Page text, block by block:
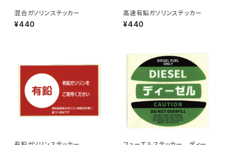
混合ガソリンステッカー
¥440
高速有鉛ガソリンステッカー
¥440